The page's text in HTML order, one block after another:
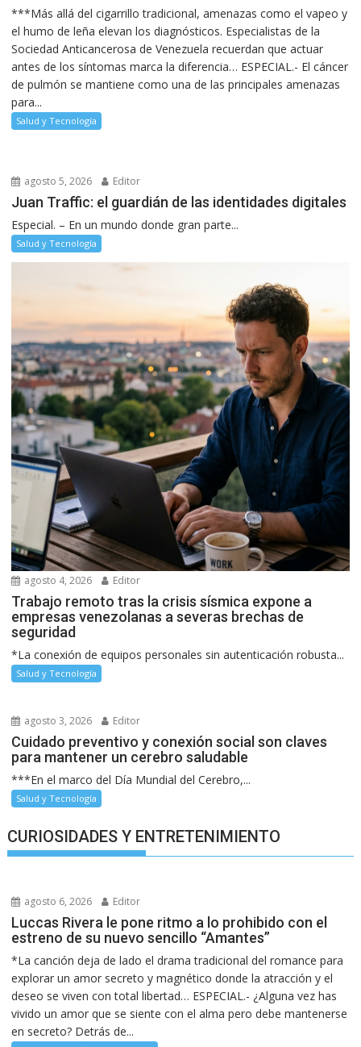
***Más allá del cigarrillo tradicional, amenazas como el vapeo y
el humo de leña elevan los diagnósticos. Especialistas de la
Sociedad Anticancerosa de Venezuela recuerdan que actuar
antes de los síntomas marca la diferencia… ESPECIAL.- El cáncer
de pulmón se mantiene como una de las principales amenazas
para...
Salud y Tecnología
agosto 5, 2026 Editor
Juan Traffic: el guardián de las identidades digitales
Especial. – En un mundo donde gran parte...
Salud y Tecnología
agosto 4, 2026 Editor
Trabajo remoto tras la crisis sísmica expone a
empresas venezolanas a severas brechas de
seguridad
*La conexión de equipos personales sin autenticación robusta...
Salud y Tecnología
agosto 3, 2026 Editor
Cuidado preventivo y conexión social son claves
para mantener un cerebro saludable
***En el marco del Día Mundial del Cerebro,...
Salud y Tecnología
CURIOSIDADES Y ENTRETENIMIENTO
agosto 6, 2026 Editor
Luccas Rivera le pone ritmo a lo prohibido con el
estreno de su nuevo sencillo “Amantes”
*La canción deja de lado el drama tradicional del romance para
explorar un amor secreto y magnético donde la atracción y el
deseo se viven con total libertad… ESPECIAL.- ¿Alguna vez has
vivido un amor que se siente con el alma pero debe mantenerse
en secreto? Detrás de...